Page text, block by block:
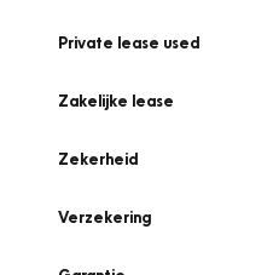
Private lease used
Zakelijke lease
Zekerheid
Verzekering